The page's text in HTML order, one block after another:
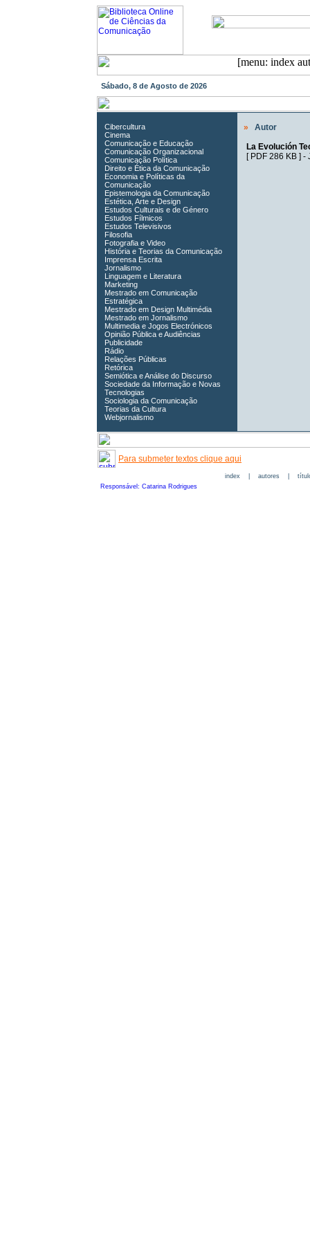
Sábado, 8 de Agosto de 2026
Cibercultura
Cinema
Comunicação e Educação
Comunicação Organizacional
Comunicação Política
Direito e Ética da Comunicação
Economia e Políticas da
Comunicação
Epistemologia da Comunicação
Estética, Arte e Design
Estudos Culturais e de Género
Estudos Fílmicos
Estudos Televisivos
Filosofia
Fotografia e Video
História e Teorias da Comunicação
Imprensa Escrita
Jornalismo
Linguagem e Literatura
Marketing
Mestrado em Comunicação
Estratégica
Mestrado em Design Multimédia
Mestrado em Jornalismo
Multimedia e Jogos Electrónicos
Opinião Pública e Audiências
Publicidade
Rádio
Relações Públicas
Retórica
Semiótica e Análise do Discurso
Sociedade da Informação e Novas
Tecnologias
Sociologia da Comunicação
Teorias da Cultura
Webjornalismo
»
Autor
La Evolución
[ PDF 286 KB] -
Para submeter textos clique aqui
index| autores|